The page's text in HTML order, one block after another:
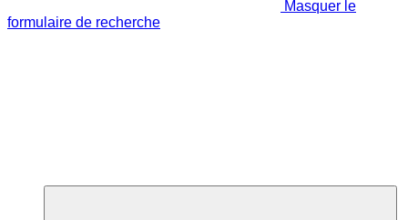
Masquer le
formulaire de recherche